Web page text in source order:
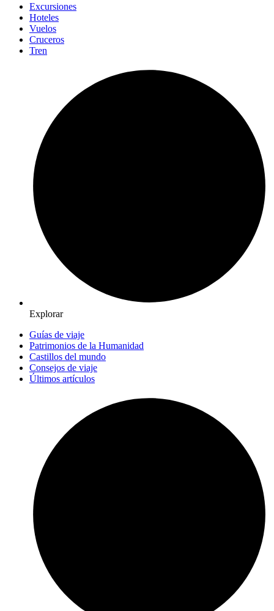
Excursiones
Hoteles
Vuelos
Cruceros
Tren
Explorar
Guías de viaje
Patrimonios de la Humanidad
Castillos del mundo
Consejos de viaje
Últimos artículos